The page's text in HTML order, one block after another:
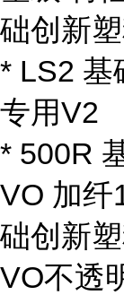
础创新
* LS2 基
专用V2
* 500R
VO 加纤
础创新
VO不透